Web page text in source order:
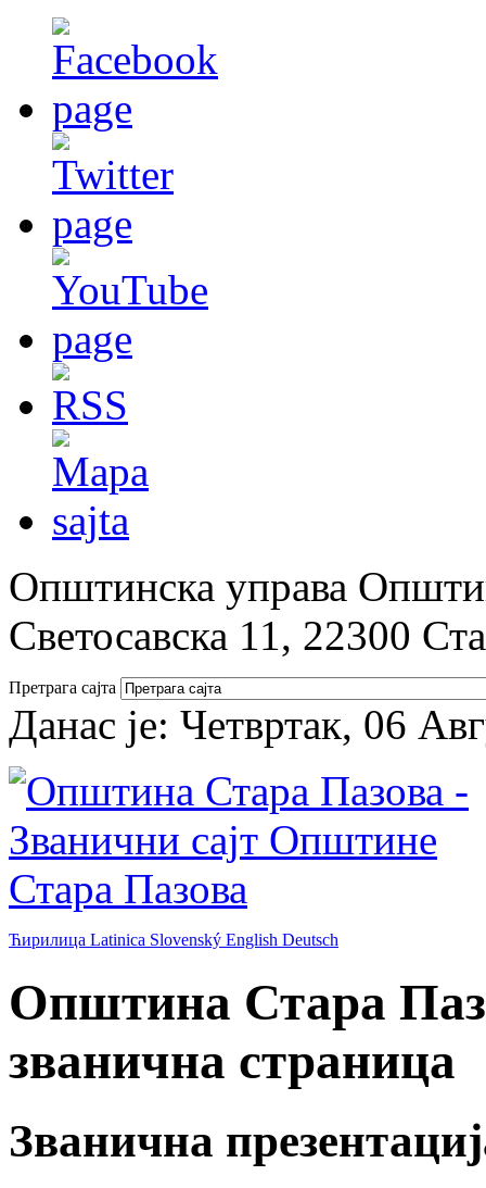
Општинска управа
Светосавска 11, 22300
Претрага сајта
Данас је: Четвртак, 06
Ћирилица Latinica Slovenský English Deutsch
Општина Стара
званична страница
Званична